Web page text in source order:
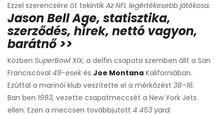
Ezzel szerencsére őt tekintik Az NFL legértékesebb játékosa.
Jason Bell Age, statisztika,
szerződés, hírek, nettó vagyon,
barátnő >>
Közben SuperBowl XIX, a delfin csapata szemben állt a San
Franciscóval 49-esekés Joe Montana Kaliforniában.
Ezúttal a marinói klub veszítette el a mérkőzést 38–16.
Ban ben 1993, vezette csapatmeccsét a New York Jets
ellen. Ezen a meccsen továbbjutott 4 453 yard.